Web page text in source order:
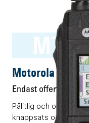
Motorola
Endast offert
Pålitlig och
knappsats och